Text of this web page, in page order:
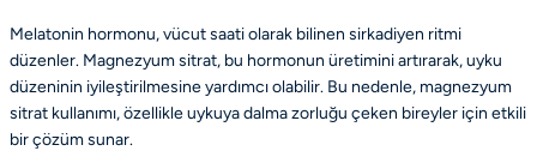
Melatonin hormonu, vücut saati olarak bilinen sirkadiyen ritmi
düzenler. Magnezyum sitrat, bu hormonun üretimini artırarak, uyku
düzeninin iyileştirilmesine yardımcı olabilir. Bu nedenle, magnezyum
sitrat kullanımı, özellikle uykuya dalma zorluğu çeken bireyler için etkili
bir çözüm sunar.